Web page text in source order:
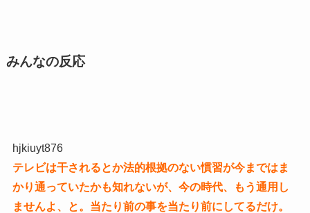
みんなの反応
hjkiuyt876
テレビは干されるとか法的根拠のない慣習が今まではま
かり通っていたかも知れないが、今の時代、もう通用し
ませんよ、と。当たり前の事を当たり前にしてるだけ。